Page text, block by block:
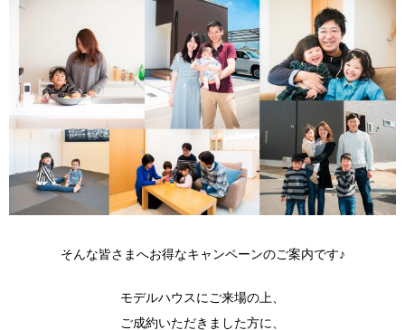
そんな皆さまへお得なキャンペーンのご案内です♪
モデルハウスにご来場の上、
ご成約いただきました方に、